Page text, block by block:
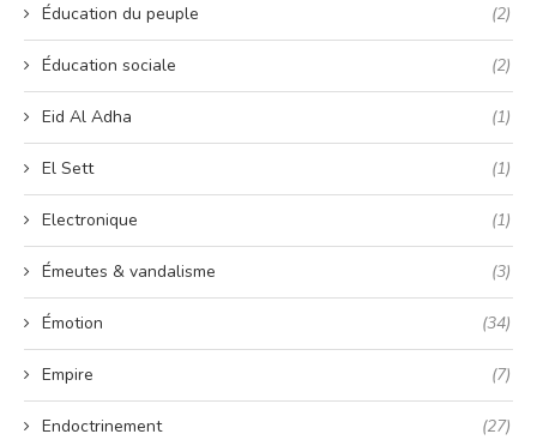
Éducation du peuple (2)
Éducation sociale (2)
Eid Al Adha (1)
El Sett (1)
Electronique (1)
Émeutes & vandalisme (3)
Émotion (34)
Empire (7)
Endoctrinement (27)